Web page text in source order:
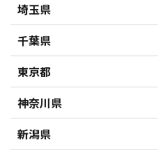
埼玉県
千葉県
東京都
神奈川県
新潟県